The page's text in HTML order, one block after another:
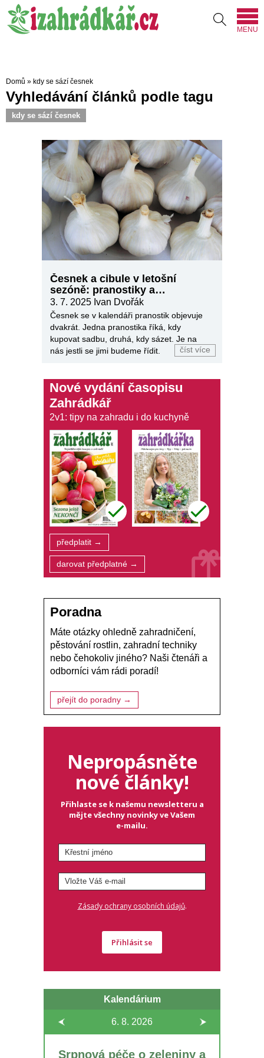
MENU
Domů » kdy se sází česnek
Vyhledávání článků podle tagu
kdy se sází česnek
Česnek a cibule v letošní
sezóně: pranostiky a
zahrádkářské postřehy
3. 7. 2025 Ivan Dvořák
Česnek se v kalendáři pranostik objevuje
dvakrát. Jedna pranostika říká, kdy
kupovat sadbu, druhá, kdy sázet. Je na
nás jestli se jimi budeme řídit.
číst více
Nové vydání časopisu
Zahrádkář
2v1: tipy na zahradu i do kuchyně
předplatit →
darovat předplatné →
Poradna
Máte otázky ohledně zahradničení,
pěstování rostlin, zahradní techniky
nebo čehokoliv jiného? Naši čtenáři a
odborníci vám rádi poradí!
přejít do poradny →
Nepropásněte
nové články!
Přihlaste se k našemu newsletteru a
mějte všechny novinky ve Vašem
e-mailu.
Zásady ochrany osobních údajů.
Přihlásit se
Kalendárium
6. 8. 2026
Srpnová péče o zeleniny a